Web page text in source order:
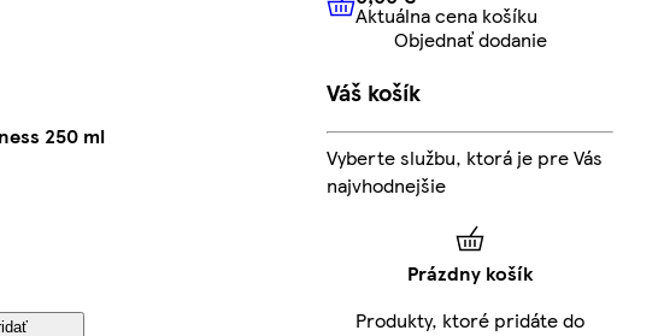
250 ml
0,00 € Aktuálna cena košíku
Aktuálna cena košíku
Objednať dodanie
Váš košík
Vyberte službu, ktorá je pre Vás
najvhodnejšie
Prázdny košík
Produkty, ktoré pridáte do